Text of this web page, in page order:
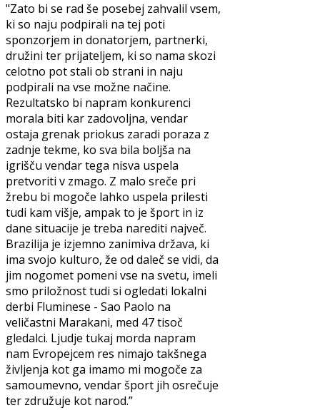
"Zato bi se rad še posebej zahvalil vsem,
ki so naju podpirali na tej poti
sponzorjem in donatorjem, partnerki,
družini ter prijateljem, ki so nama skozi
celotno pot stali ob strani in naju
podpirali na vse možne načine.
Rezultatsko bi napram konkurenci
morala biti kar zadovoljna, vendar
ostaja grenak priokus zaradi poraza z
zadnje tekme, ko sva bila boljša na
igrišču vendar tega nisva uspela
pretvoriti v zmago. Z malo sreče pri
žrebu bi mogoče lahko uspela prilesti
tudi kam višje, ampak to je šport in iz
dane situacije je treba narediti največ.
Brazilija je izjemno zanimiva država, ki
ima svojo kulturo, že od daleč se vidi, da
jim nogomet pomeni vse na svetu, imeli
smo priložnost tudi si ogledati lokalni
derbi Fluminese - Sao Paolo na
veličastni Marakani, med 47 tisoč
gledalci. Ljudje tukaj morda napram
nam Evropejcem res nimajo takšnega
življenja kot ga imamo mi mogoče za
samoumevno, vendar šport jih osrečuje
ter združuje kot narod.”